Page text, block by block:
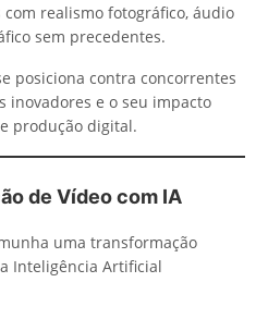
realismo fotográfico, áudio
sem precedentes.
posiciona contra concorrentes
inovadores e o seu impacto
produção digital.
de Vídeo com IA
uma transformação
Inteligência Artificial